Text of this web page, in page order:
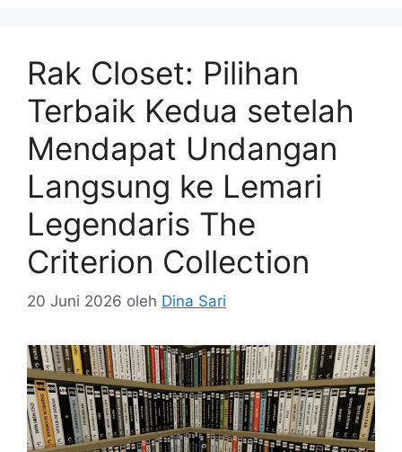
Rak Closet: Pilihan
Terbaik Kedua setelah
Mendapat Undangan
Langsung ke Lemari
Legendaris The
Criterion Collection
20 Juni 2026 oleh Dina Sari